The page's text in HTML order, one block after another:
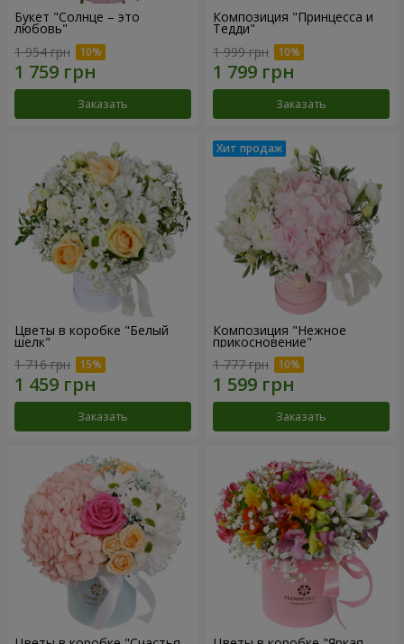
Букет "Солнце – это
любовь"
1 954 грн
Заказать
Композиция "Принцесса и
Тедди"
1 999 грн
Заказать
Цветы в коробке "Белый
шелк"
1 716 грн
Заказать
Композиция "Нежное
прикосновение"
1 777 грн
Заказать